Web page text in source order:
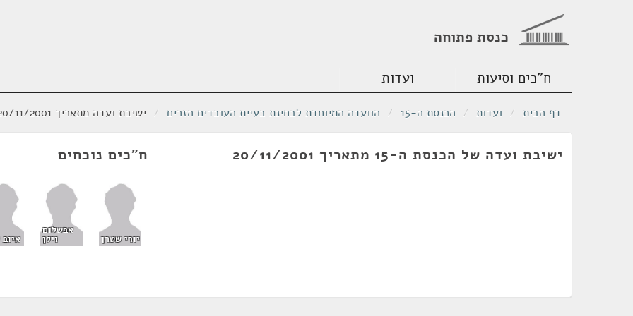
כנסת פתוחה
ח"כים וסיעות ועדות
דף הבית / ועדות / הכנסת ה-15 / הוועדה המיוחדת לבחינת בעיית העובדים הזרים / ישיבת ועדה מתאריך 20/11/2001
ישיבת ועדה של הכנסת ה-15 מתאריך 20/11/2001 ח"כים נוכחים
יורי שטרן
אבשלום
וילן